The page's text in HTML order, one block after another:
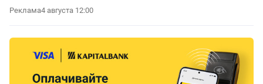
Реклама4 августа 12:00